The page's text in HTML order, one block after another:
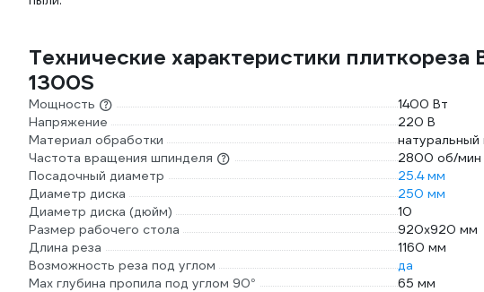
Технические характеристики плиткореза
1300S
Мощность
1400 Вт
Напряжение
220 В
Материал обработки
натуральный
Частота вращения шпинделя
2800 об/мин
Посадочный диаметр
25.4 мм
Диаметр диска
250 мм
Диаметр диска (дюйм)
10
Размер рабочего стола
920х920 мм
Длина реза
1160 мм
Возможность реза под углом
да
Max глубина пропила под углом 90°
65 мм